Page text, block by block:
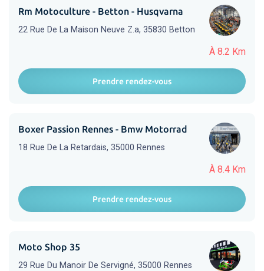
À 8.2 Km
Rm Motoculture - Betton - Husqvarna
22 Rue De La Maison Neuve Z.a, 35830 Betton
Prendre rendez-vous
À 8.4 Km
Boxer Passion Rennes - Bmw Motorrad
18 Rue De La Retardais, 35000 Rennes
Prendre rendez-vous
Moto Shop 35
29 Rue Du Manoir De Servigné, 35000 Rennes